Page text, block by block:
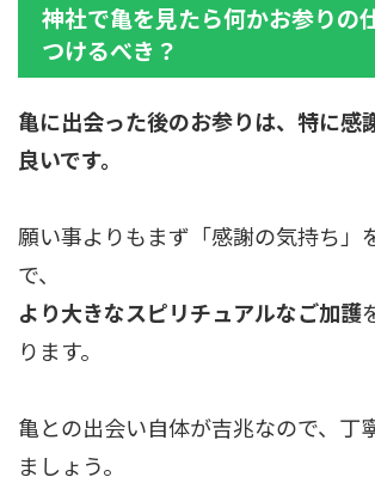
神社で亀を見たら何かお参りの
つけるべき？
亀に出会った後のお参りは、特に感
良いです。
願い事よりもまず「感謝の気持ち」
で、
より大きなスピリチュアルなご加護
ります。
亀との出会い自体が吉兆なので、丁
ましょう。